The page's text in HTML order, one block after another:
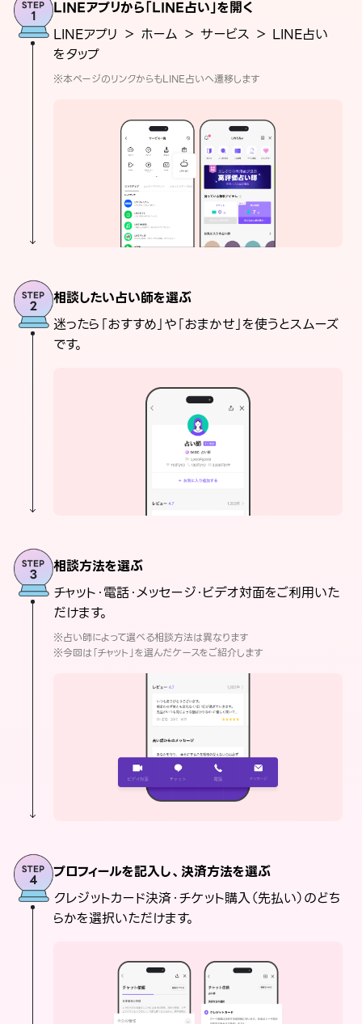
LINEアプリから「LINE占い」を開く
LINEアプリ ＞ ホーム ＞ サービス ＞ LINE占い
をタップ
※本ページのリンクからもLINE占いへ遷移します
相談したい占い師を選ぶ
迷ったら「おすすめ」や「おまかせ」を使うとスムーズ
です。
相談方法を選ぶ
チャット・電話・メッセージ・ビデオ対面をご利用いた
だけます。
※占い師によって選べる相談方法は異なります
※今回は「チャット」を選んだケースをご紹介します
プロフィールを記入し、決済方法を選ぶ
クレジットカード決済・チケット購入（先払い）のどち
らかを選択いただけます。